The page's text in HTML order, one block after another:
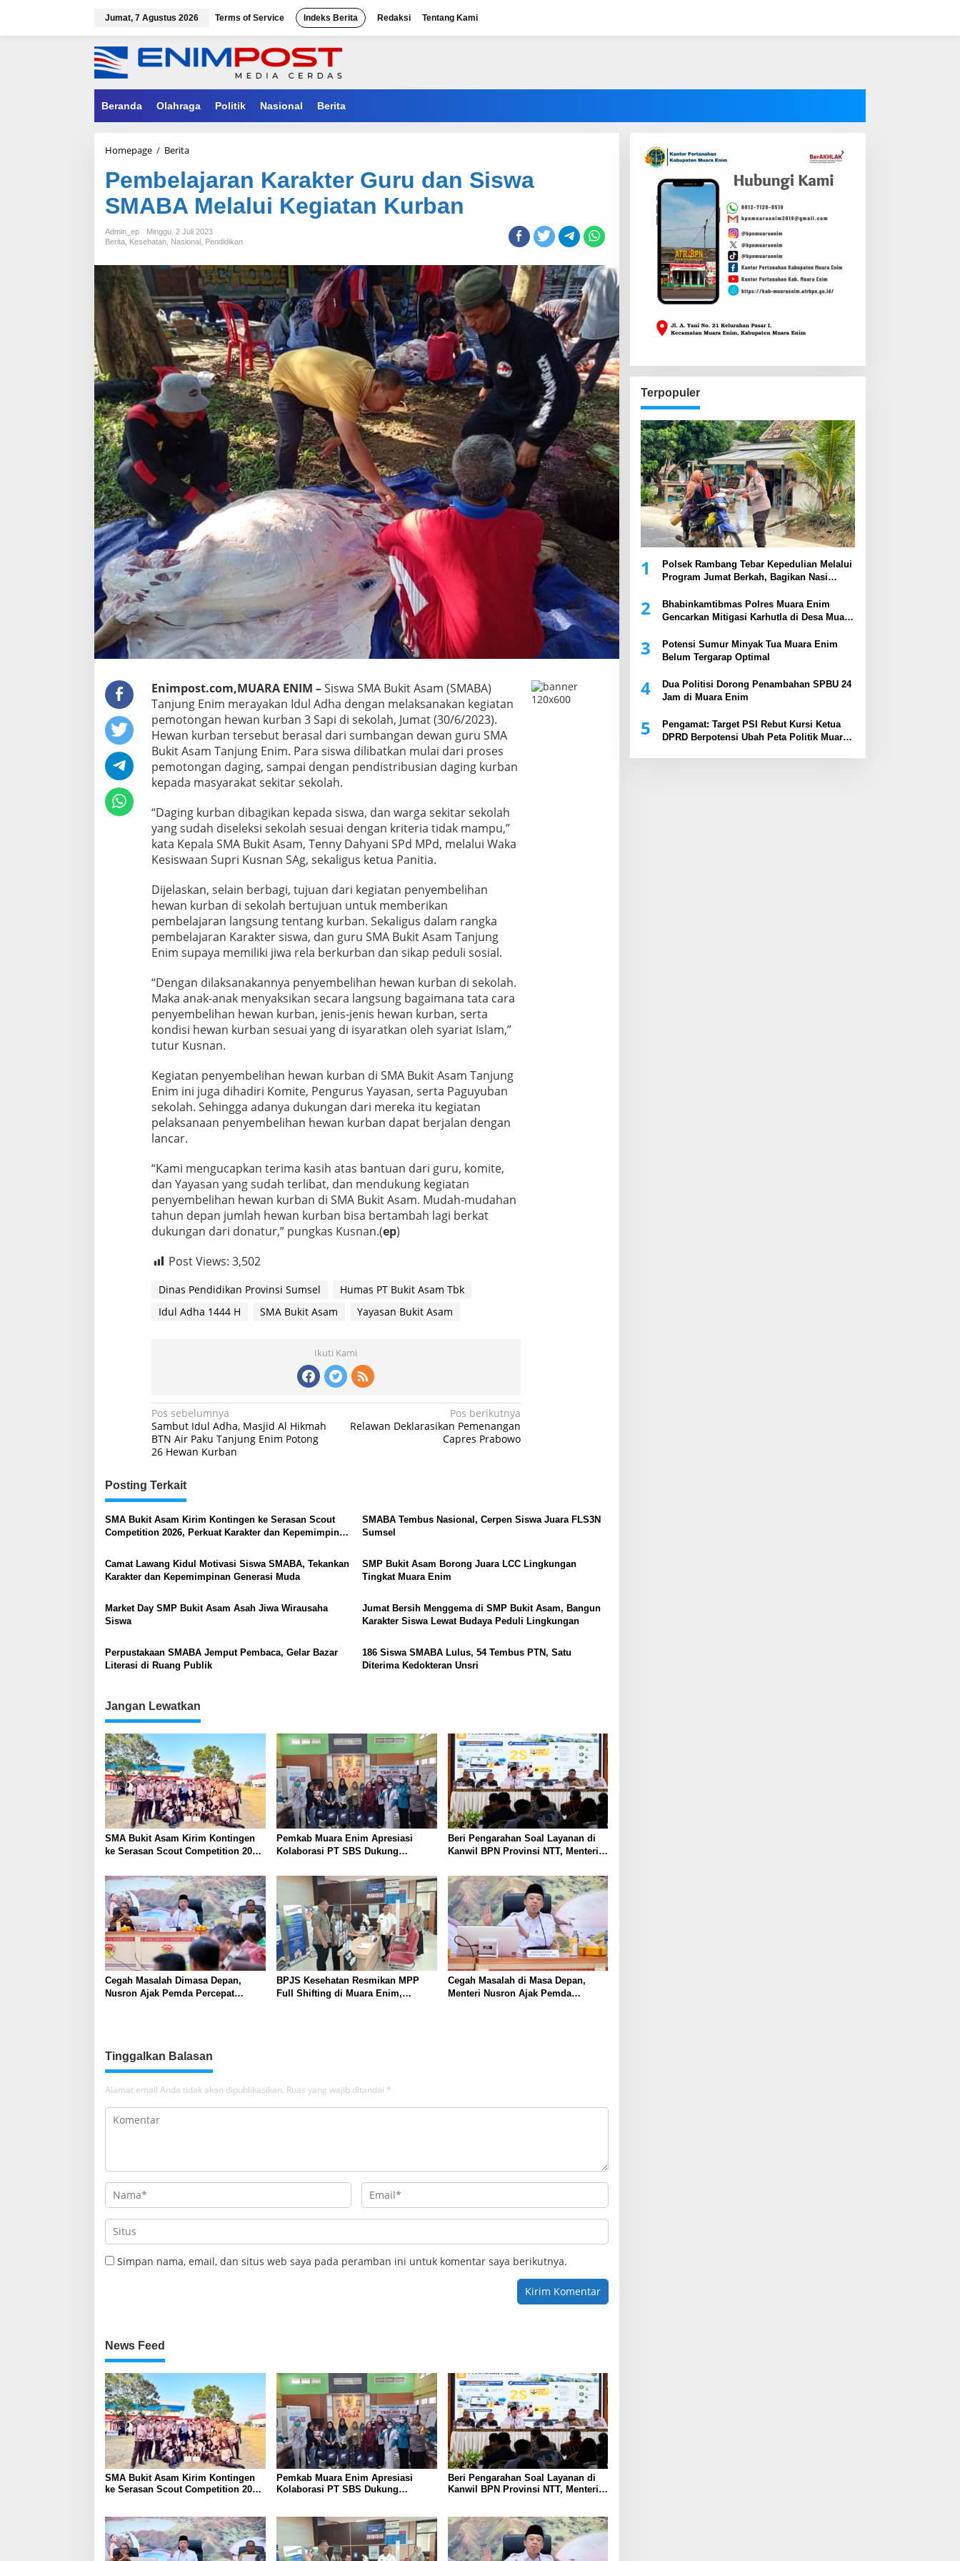
Jumat, 7 Agustus 2026 Terms of Service Indeks Berita Redaksi Tentang Kami
Beranda Olahraga Politik Nasional Berita
Homepage / BeritaPembelajaran
Guru
dan
Siswa
SMABA
Melalui
Kegiatan
Pembelajaran Karakter Guru dan Siswa
SMABA Melalui Kegiatan Kurban
Admin_ep
Minggu, 2 Juli 2023
Berita Kesehatan Nasional Pendidikan
Enimpost.com,MUARA ENIM –Siswa SMA Bukit Asam (SMABA)
Tanjung Enim merayakan Idul Adha dengan melaksanakan kegiatan
pemotongan hewan kurban 3 Sapi di sekolah, Jumat (30/6/2023).
Hewan kurban tersebut berasal dari sumbangan dewan guru SMA
Bukit Asam Tanjung Enim. Para siswa dilibatkan mulai dari proses
pemotongan daging, sampai dengan pendistribusian daging kurban
kepada masyarakat sekitar sekolah.
“Daging kurban dibagikan kepada siswa, dan warga sekitar sekolah
yang sudah diseleksi sekolah sesuai dengan kriteria tidak mampu,”
kata Kepala SMA Bukit Asam, Tenny Dahyani SPd MPd, melalui Waka
Kesiswaan Supri Kusnan SAg, sekaligus ketua Panitia.
Dijelaskan, selain berbagi, tujuan dari kegiatan penyembelihan
hewan kurban di sekolah bertujuan untuk memberikan
pembelajaran langsung tentang kurban. Sekaligus dalam rangka
pembelajaran Karakter siswa, dan guru SMA Bukit Asam Tanjung
Enim supaya memiliki jiwa rela berkurban dan sikap peduli sosial.
“Dengan dilaksanakannya penyembelihan hewan kurban di sekolah.
Maka anak-anak menyaksikan secara langsung bagaimana tata cara
penyembelihan hewan kurban, jenis-jenis hewan kurban, serta
kondisi hewan kurban sesuai yang di isyaratkan oleh syariat Islam,”
tutur Kusnan.
Kegiatan penyembelihan hewan kurban di SMA Bukit Asam Tanjung
Enim ini juga dihadiri Komite, Pengurus Yayasan, serta Paguyuban
sekolah. Sehingga adanya dukungan dari mereka itu kegiatan
pelaksanaan penyembelihan hewan kurban dapat berjalan dengan
lancar.
“Kami mengucapkan terima kasih atas bantuan dari guru, komite,
dan Yayasan yang sudah terlibat, dan mendukung kegiatan
penyembelihan hewan kurban di SMA Bukit Asam. Mudah-mudahan
tahun depan jumlah hewan kurban bisa bertambah lagi berkat
dukungan dari donatur,” pungkas Kusnan.(ep)
Post Views: 3,502
Dinas Pendidikan Provinsi Sumsel
Humas PT Bukit Asam Tbk
Idul Adha 1444 H
SMA Bukit Asam Yayasan Bukit Asam
Ikuti Kami
Navigasi
pos
Pos sebelumnya
Sambut Idul Adha, Masjid Al Hikmah
BTN Air Paku Tanjung Enim Potong
26 Hewan Kurban
Pos berikutnya
Relawan Deklarasikan Pemenangan
Capres Prabowo
Posting Terkait
SMA Bukit Asam Kirim Kontingen ke Serasan Scout
Competition 2026, Perkuat Karakter dan Kepemimpinan
SMABA Tembus Nasional, Cerpen Siswa Juara FLS3N
Sumsel
Camat Lawang Kidul Motivasi Siswa SMABA, Tekankan
Karakter dan Kepemimpinan Generasi Muda
SMP Bukit Asam Borong Juara LCC Lingkungan
Tingkat Muara Enim
Market Day SMP Bukit Asam Asah Jiwa Wirausaha
Siswa
Jumat Bersih Menggema di SMP Bukit Asam, Bangun
Karakter Siswa Lewat Budaya Peduli Lingkungan
Perpustakaan SMABA Jemput Pembaca, Gelar Bazar
Literasi di Ruang Publik
186 Siswa SMABA Lulus, 54 Tembus PTN, Satu
Diterima Kedokteran Unsri
Jangan Lewatkan
SMA Bukit Asam Kirim Kontingen
ke Serasan Scout Competition 2026,
Kepemimpinan Siswa
Pemkab Muara Enim Apresiasi
Kolaborasi PT SBS Dukung
Tambang
Beri Pengarahan Soal Layanan di
Kanwil BPN Provinsi NTT, Menteri
Masyarakat
Cegah Masalah Dimasa Depan,
Nusron Ajak Pemda Percepat
BPJS Kesehatan Resmikan MPP
Full Shifting di Muara Enim,
Cegah Masalah di Masa Depan,
Menteri Nusron Ajak Pemda
Tinggalkan Balasan
Alamat email Anda tidak akan dipublikasikan. Ruas yang wajib ditandai *
Simpan nama, email, dan situs web saya pada peramban ini untuk komentar saya berikutnya.
News Feed
SMA Bukit Asam Kirim Kontingen
ke Serasan Scout Competition 2026,
Pemkab Muara Enim Apresiasi
Kolaborasi PT SBS Dukung
Beri Pengarahan Soal Layanan di
Kanwil BPN Provinsi NTT, Menteri
Terpopuler
1
Polsek Rambang Tebar Kepedulian Melalui
Program Jumat Berkah, Bagikan Nasi
2
Bhabinkamtibmas Polres Muara Enim
Gencarkan Mitigasi Karhutla di Desa Muara
3
Potensi Sumur Minyak Tua Muara Enim
Belum Tergarap Optimal
4
Dua Politisi Dorong Penambahan SPBU 24
Jam di Muara Enim
5
Pengamat: Target PSI Rebut Kursi Ketua
DPRD Berpotensi Ubah Peta Politik Muara